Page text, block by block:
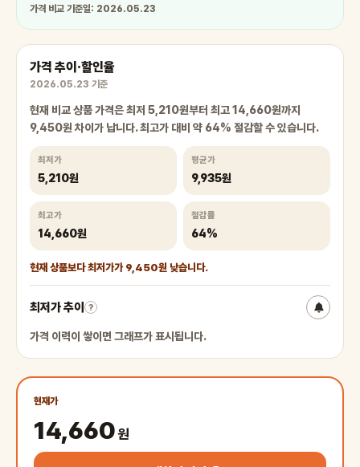
가격 비교 기준일: 2026.05.23
가격 추이·할인율
2026.05.23 기준
현재 비교 상품 가격은 최저 5,210원부터 최고 14,660원까지
9,450원 차이가 납니다. 최고가 대비 약 64% 절감할 수 있습니다.
최저가
5,210원
평균가
9,935원
최고가
14,660원
절감률
64%
현재 상품보다 최저가가 9,450원 낮습니다.
최저가 추이 ?
가격 이력이 쌓이면 그래프가 표시됩니다.
현재가
14,660원